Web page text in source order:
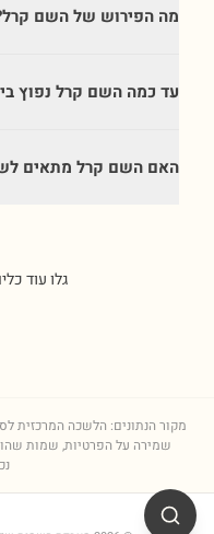
מה הפירוש של השם
עד כמה השם קרל נפוץ
האם השם קרל מתאים
גלו עוד
מקור הנתונים: הלשכה המרכזית